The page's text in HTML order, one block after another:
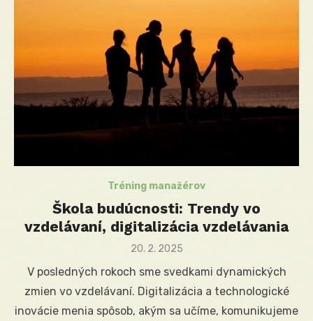
Tréning manažérov
Škola budúcnosti: Trendy vo
vzdelávaní, digitalizácia vzdelávania
Posted
20. 2. 2025
V posledných rokoch sme svedkami dynamických
zmien vo vzdelávaní. Digitalizácia a technologické
inovácie menia spôsob, akým sa učíme, komunikujeme